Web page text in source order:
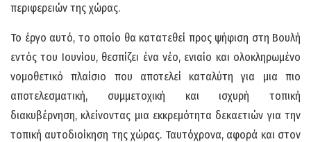
περιφερειών της χώρας.
Το έργο αυτό, το οποίο θα κατατεθεί προς ψήφιση στη Βουλή
εντός του Ιουνίου, θεσπίζει ένα νέο, ενιαίο και ολοκληρωμένο
νομοθετικό πλαίσιο που αποτελεί καταλύτη για μια πιο
αποτελεσματική, συμμετοχική και ισχυρή τοπική
διακυβέρνηση, κλείνοντας μια εκκρεμότητα δεκαετιών για την
τοπική αυτοδιοίκηση της χώρας. Ταυτόχρονα, αφορά και στον